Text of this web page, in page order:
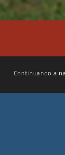
| Villa Farnesina. Tutti i diritti
Continuando a